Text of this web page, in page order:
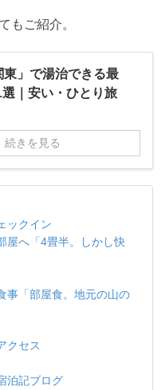
もご紹介。
東」で湯治できる最
｜安い・ひとり旅
続きを見る
ックイン
屋へ「4畳半。しかし快
事「部屋食。地元の山の
クセス
泊記ブログ